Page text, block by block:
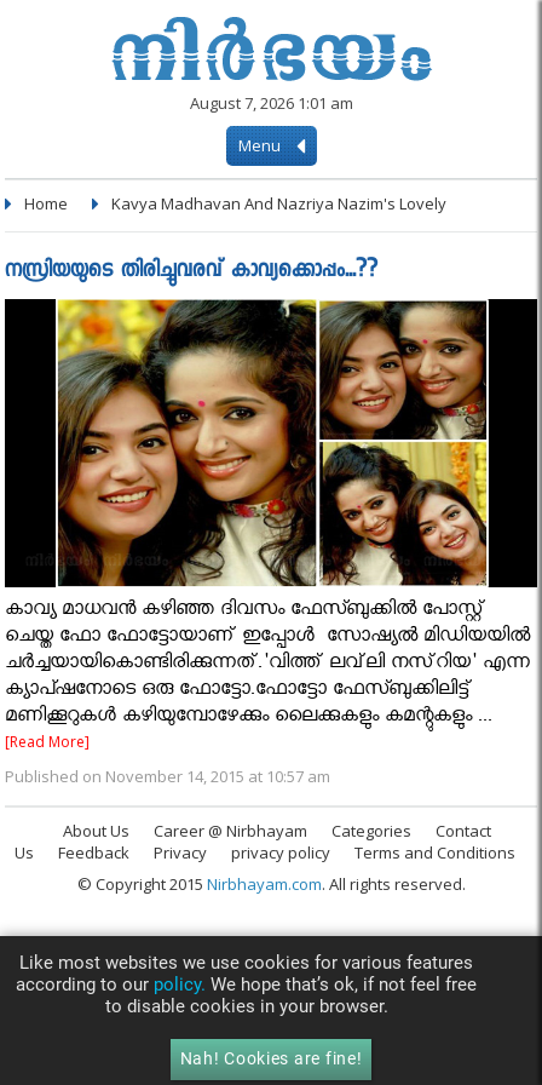
August 7, 2026 1:01 am
Menu
Home Kavya Madhavan And Nazriya Nazim's Lovely
നസ്രിയയുടെ തിരിച്ചുവരവ് കാവ്യക്കൊപ്പം...??
കാവ്യ മാധവന്‍ കഴിഞ്ഞ ദിവസം ഫേസ്ബുക്കില്‍ പോസ്റ്റ്
ചെയ്ത ഫോ ഫോട്ടോയാണ് ഇപ്പോൾ സോഷ്യൽ മിഡിയയിൽ
ചർച്ചയായികൊണ്ടിരിക്കുന്നത്.'വിത്ത് ലവ്‌ലി നസ്‌റിയ' എന്ന
ക്യാപ്ഷനോടെ ഒരു ഫോട്ടോ.ഫോട്ടോ ഫേസ്ബുക്കിലിട്ട്
മണിക്കൂറുകള്‍ കഴിയുമ്പോഴേക്കും ലൈക്കുകളും കമന്റുകളും ...
[Read More]
Published on November 14, 2015 at 10:57 am
About Us Career @ Nirbhayam Categories
Contact
Us
Feedback Privacy privacy policy
Terms and Conditions
© Copyright 2015 Nirbhayam.com. All rights reserved.
Like most websites we use cookies for various features
according to our policy. We hope that’s ok, if not feel free
to disable cookies in your browser.
Nah! Cookies are fine!